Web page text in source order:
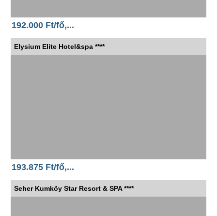
192.000 Ft/fő,...
Elysium Elite Hotel&spa ****
193.875 Ft/fő,...
Seher Kumköy Star Resort & SPA ****